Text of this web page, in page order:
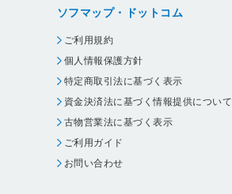
ソフマップ・ドットコム
ご利用規約
個人情報保護方針
特定商取引法に基づく表示
資金決済法に基づく情報提供について
古物営業法に基づく表示
ご利用ガイド
お問い合わせ